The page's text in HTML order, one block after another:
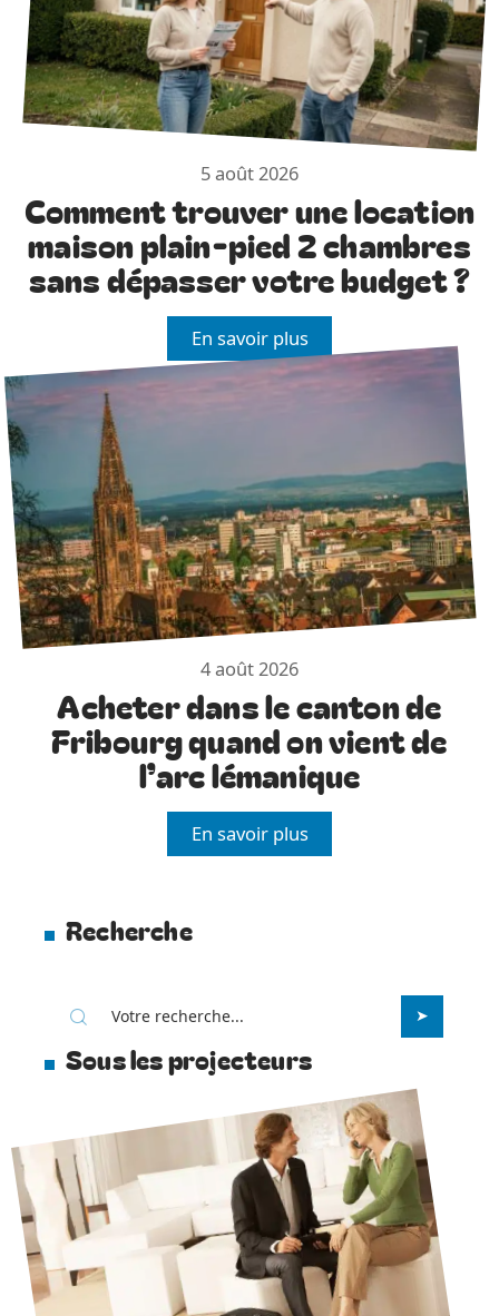
5 août 2026
Comment trouver une location
maison plain-pied 2 chambres
sans dépasser votre budget ?
En savoir plus
4 août 2026
Acheter dans le canton de
Fribourg quand on vient de
l’arc lémanique
En savoir plus
Recherche
Sous les projecteurs